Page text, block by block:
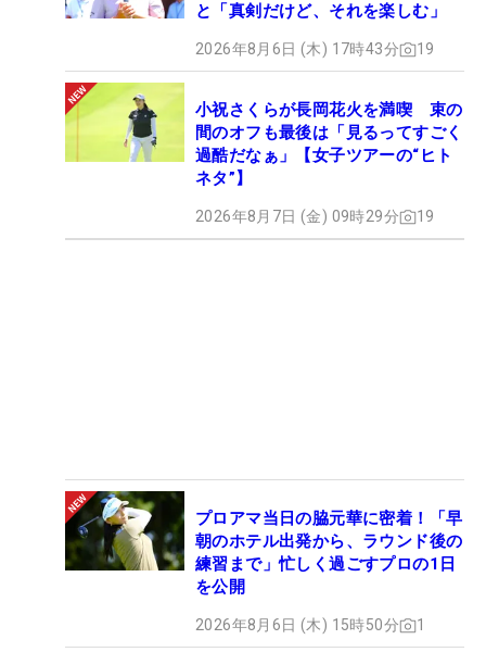
と「真剣だけど、それを楽しむ」
2026年8月6日 (木) 17時43分 19
小祝さくらが長岡花火を満喫 束の
間のオフも最後は「見るってすごく
過酷だなぁ」【女子ツアーの“ヒト
ネタ”】
2026年8月7日 (金) 09時29分 19
プロアマ当日の脇元華に密着！「早
朝のホテル出発から、ラウンド後の
練習まで」忙しく過ごすプロの1日
を公開
2026年8月6日 (木) 15時50分 1